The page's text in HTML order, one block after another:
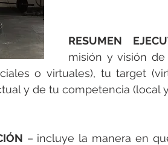
RESUMEN
misión y visión
o virtuales), tu target
y de tu competencia (local
– incluye la manera en